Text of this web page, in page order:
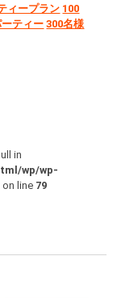
ィープラン 100
ティー 300名様
in
wp/wp-
on line 79